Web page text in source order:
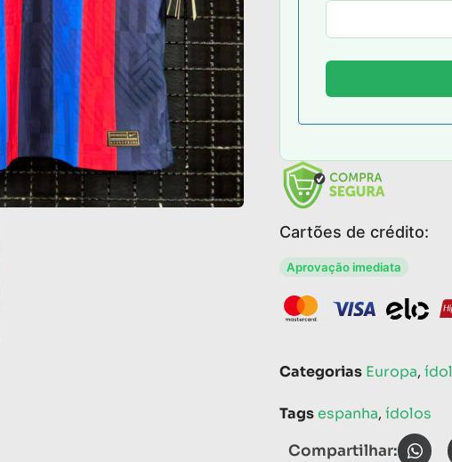
Cartões de crédito:
Aprovação imediata
Categorias Europa,
Tagsespanha, ídolos
Compartilhar: